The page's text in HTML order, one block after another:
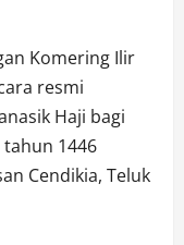
Komering Ilir
resmi
Haji bagi
1446
Cendikia, Teluk